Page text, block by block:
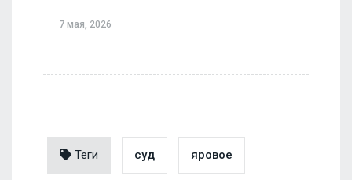
7 мая, 2026
Теги суд яровое